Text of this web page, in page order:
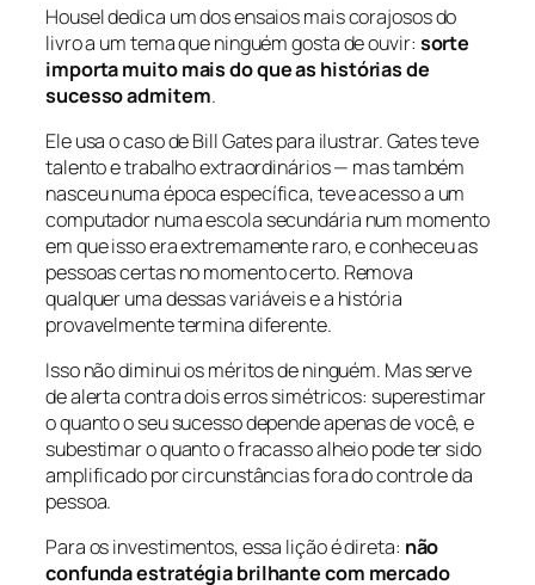
Housel dedica um dos ensaios mais corajosos do
livro a um tema que ninguém gosta de ouvir: sorte
importa muito mais do que as histórias de
sucesso admitem.
Ele usa o caso de Bill Gates para ilustrar. Gates teve
talento e trabalho extraordinários — mas também
nasceu numa época específica, teve acesso a um
computador numa escola secundária num momento
em que isso era extremamente raro, e conheceu as
pessoas certas no momento certo. Remova
qualquer uma dessas variáveis e a história
provavelmente termina diferente.
Isso não diminui os méritos de ninguém. Mas serve
de alerta contra dois erros simétricos: superestimar
o quanto o seu sucesso depende apenas de você, e
subestimar o quanto o fracasso alheio pode ter sido
amplificado por circunstâncias fora do controle da
pessoa.
Para os investimentos, essa lição é direta: não
confunda estratégia brilhante com mercado